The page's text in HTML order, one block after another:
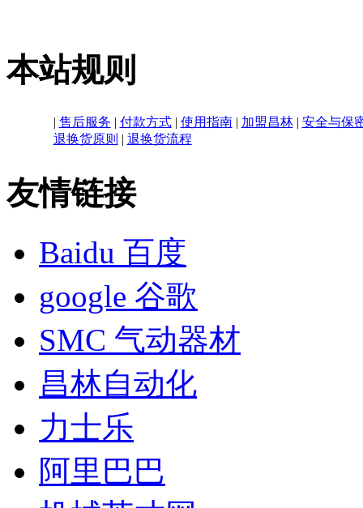
本站规则
| 售后服务 | 付款方式| 使用指南| 加盟昌林| 安全与保
退换货原则 | 退换货流程
友情链接
Baidu 百度
google 谷歌
SMC 气动器材
昌林自动化
力士乐
阿里巴巴